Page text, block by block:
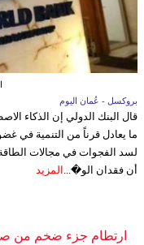
بروكسل - عُمان اليوم
قال البنك الدولي إن الذكاء
ما يعادل قرناً من التنمية في
لسد الفجوات في مجالات
أن فقدان الو�... المزيد
ارتطام جزء ضخم من